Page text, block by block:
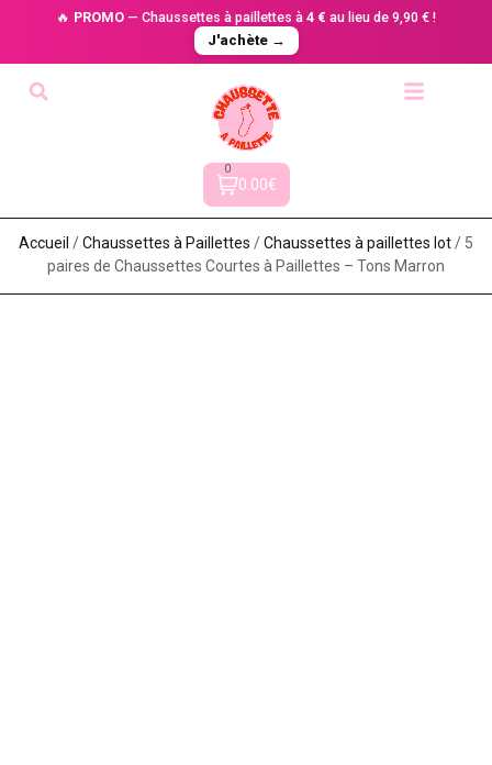
🔥 PROMO — Chaussettes à paillettes à 4 € au lieu de 9,90 € !
J'achète →
0
0.00€
Accueil /Chaussettes à Paillette​s /Chaussettes à paillettes lot​/ 5
paires de Chaussettes Courtes à Paillettes – Tons Marron